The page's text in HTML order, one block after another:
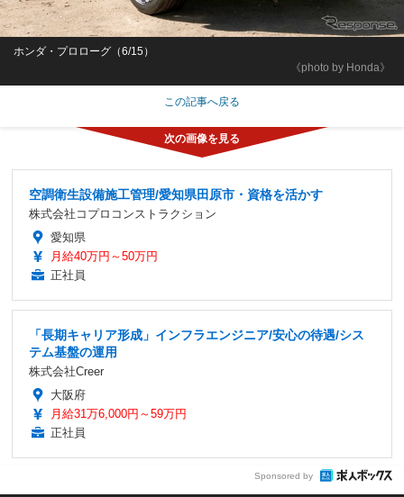
《photo by Honda》
ホンダ・プロローグ（6/15）
この記事へ戻る
空調衛生設備施工管理/愛知県田原市・資格を活かす
株式会社コプロコンストラクション
愛知県
月給40万円～50万円
正社員
「長期キャリア形成」インフラエンジニア/安心の待遇/シス
テム基盤の運用
株式会社Creer
大阪府
月給31万6,000円～59万円
正社員
Sponsored by